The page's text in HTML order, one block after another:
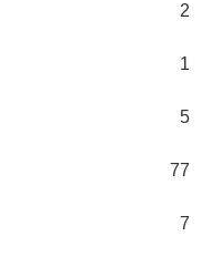
2
1
5
77
7